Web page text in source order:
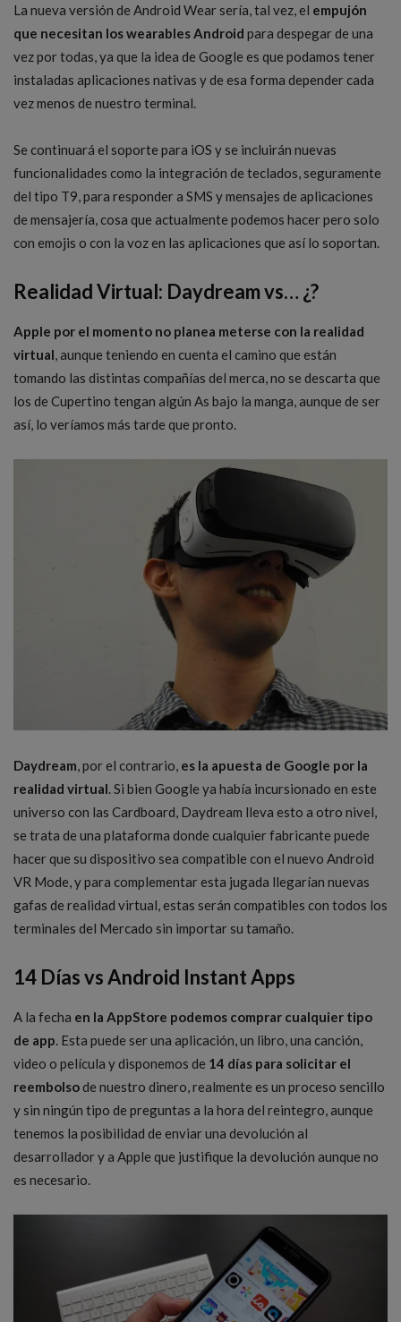
La nueva versión de Android Wear sería, tal vez, el empujón
que necesitan los wearables Android para despegar de una
vez por todas, ya que la idea de Google es que podamos tener
instaladas aplicaciones nativas y de esa forma depender cada
vez menos de nuestro terminal.
Se continuará el soporte para iOS y se incluirán nuevas
funcionalidades como la integración de teclados, seguramente
del tipo T9, para responder a SMS y mensajes de aplicaciones
de mensajería, cosa que actualmente podemos hacer pero solo
con emojis o con la voz en las aplicaciones que así lo soportan.
Realidad Virtual: Daydream vs… ¿?
Apple por el momento no planea meterse con la realidad
virtual , aunque teniendo en cuenta el camino que están
tomando las distintas compañías del merca, no se descarta que
los de Cupertino tengan algún As bajo la manga, aunque de ser
así, lo veríamos más tarde que pronto.
Daydream, por el contrario, es la apuesta de Google por la
realidad virtual. Si bien Google ya había incursionado en este
universo con las Cardboard, Daydream lleva esto a otro nivel,
se trata de una plataforma donde cualquier fabricante puede
hacer que su dispositivo sea compatible con el nuevo Android
VR Mode, y para complementar esta jugada llegarían nuevas
gafas de realidad virtual, estas serán compatibles con todos los
terminales del Mercado sin importar su tamaño.
14 Días vs Android Instant Apps
A la fecha en la AppStore podemos comprar cualquier tipo
de app. Esta puede ser una aplicación, un libro, una canción,
video o película y disponemos de 14 días para solicitar el
reembolsode nuestro dinero, realmente es un proceso sencillo
y sin ningún tipo de preguntas a la hora del reintegro, aunque
tenemos la posibilidad de enviar una devolución al
desarrollador y a Apple que justifique la devolución aunque no
es necesario.